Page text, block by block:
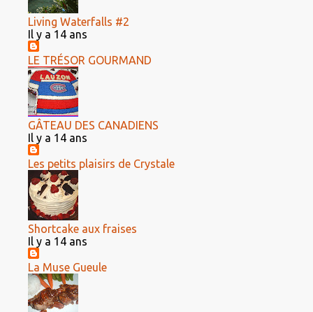
Living Waterfalls #2
Il y a 14 ans
LE TRÉSOR GOURMAND
GÂTEAU DES CANADIENS
Il y a 14 ans
Les petits plaisirs de Crystale
Shortcake aux fraises
Il y a 14 ans
La Muse Gueule